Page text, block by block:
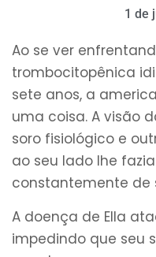
1 de
Ao se ver
trombocitopênica
sete anos, a
uma coisa. A visão
soro fisiológico e
ao seu lado lhe
constantemente de
A doença de Ella
impedindo que seu